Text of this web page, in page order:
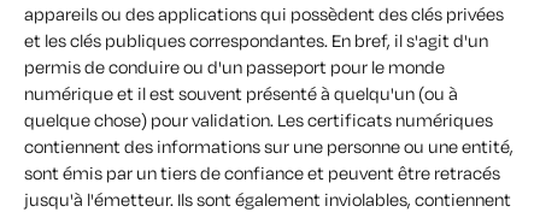
appareils ou des applications qui possèdent des clés privées
et les clés publiques correspondantes. En bref, il s'agit d'un
permis de conduire ou d'un passeport pour le monde
numérique et il est souvent présenté à quelqu'un (ou à
quelque chose) pour validation. Les certificats numériques
contiennent des informations sur une personne ou une entité,
sont émis par un tiers de confiance et peuvent être retracés
jusqu'à l'émetteur. Ils sont également inviolables, contiennent